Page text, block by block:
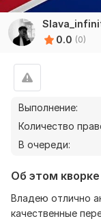
0.0 (0)
Выполнение:
Количество
В очереди:
Об этом кворке
Владею отлично
качественные